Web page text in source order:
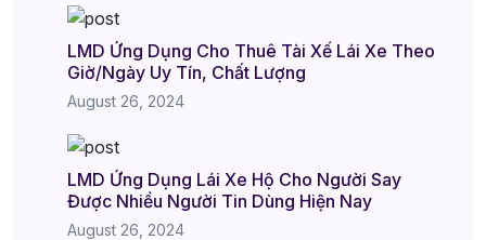
LMD Ứng Dụng Cho Thuê Tài Xế Lái Xe Theo
Giờ/Ngày Uy Tín, Chất Lượng
August 26, 2024
LMD Ứng Dụng Lái Xe Hộ Cho Người Say
Được Nhiều Người Tin Dùng Hiện Nay
August 26, 2024